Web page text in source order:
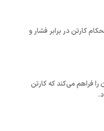
کارتن در برابر فشار و
فراهم می‌کند که کارتن